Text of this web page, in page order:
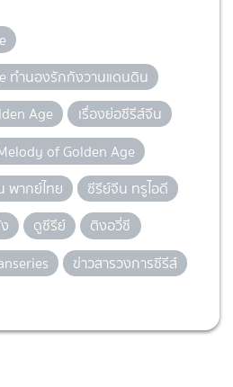
ทำนองรักกังวานแดนดิน
Age
เรื่องย่อซีรีส์จีน
of Golden Age
พากย์ไทย
ซีรีย์จีน ทรูไอดี
ดูซีรีย์
ติงอวี่ซี
ข่าวสารวงการซีรีส์